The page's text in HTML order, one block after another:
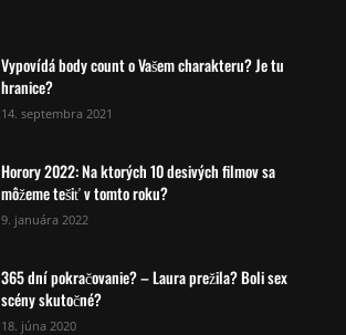
Vypovídá body count o Vašem charakteru? Je tu
hranice?
14. septembra 2021
Horory 2022: Na ktorých 10 desivých filmov sa
môžeme tešiť v tomto roku?
9. januára 2022
365 dní pokračovanie? – Laura prežila? Boli sex
scény skutočné?
18. júna 2020